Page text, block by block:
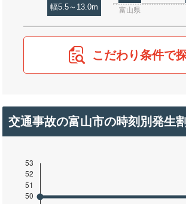
幅5.5～13.0m 富山県
こだわり条件で
交通事故の富山市の時刻別発生